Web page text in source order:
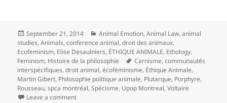
Posted
on
September 21, 2014 Categories
Animal Emotion,Animal Law,animal
studies,Animals,conference animal,droit des animaux,
Ecofeminism, Elise Desaulniers, ÉTHIQUE ANIMALE, Ethology,
Feminism, Histoire de la philosophie Tags
Carnisme,communautés
interspécifiques,droit animal,écoféminisme, Éthique Animale,
Martin Gibert, Philosophie politique animale, Plutarque, Porphyre,
Rousseau,spca montréal,Spécisme, Upop Montreal,Voltaire
Leave a commenton ZooPop : Questions d’éthique animale (Upop)